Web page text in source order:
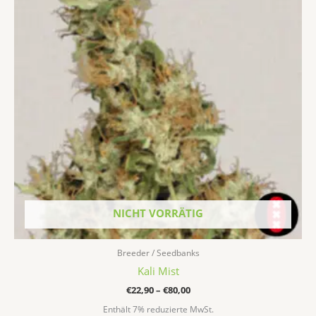
NICHT VORRÄTIG
Breeder / Seedbanks
Kali Mist
€22,90– €80,00
Enthält 7% reduzierte MwSt.
werden